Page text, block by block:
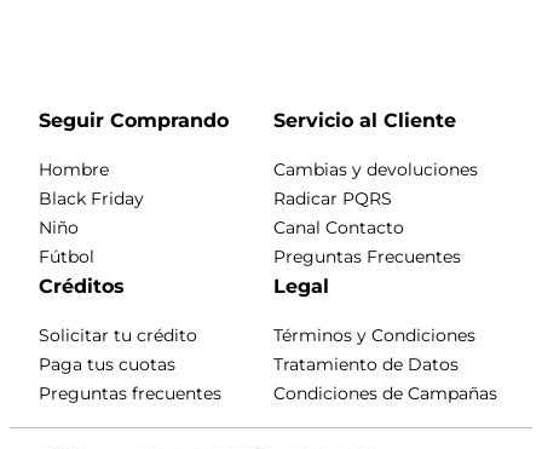
Seguir Comprando
Hombre
Black Friday
Niño
Fútbol
Servicio al Cliente
Cambias y devoluciones
Radicar PQRS
Canal Contacto
Preguntas Frecuentes
Créditos
Solicitar tu crédito
Paga tus cuotas
Preguntas frecuentes
Legal
Términos y Condiciones
Tratamiento de Datos
Condiciones de Campañas